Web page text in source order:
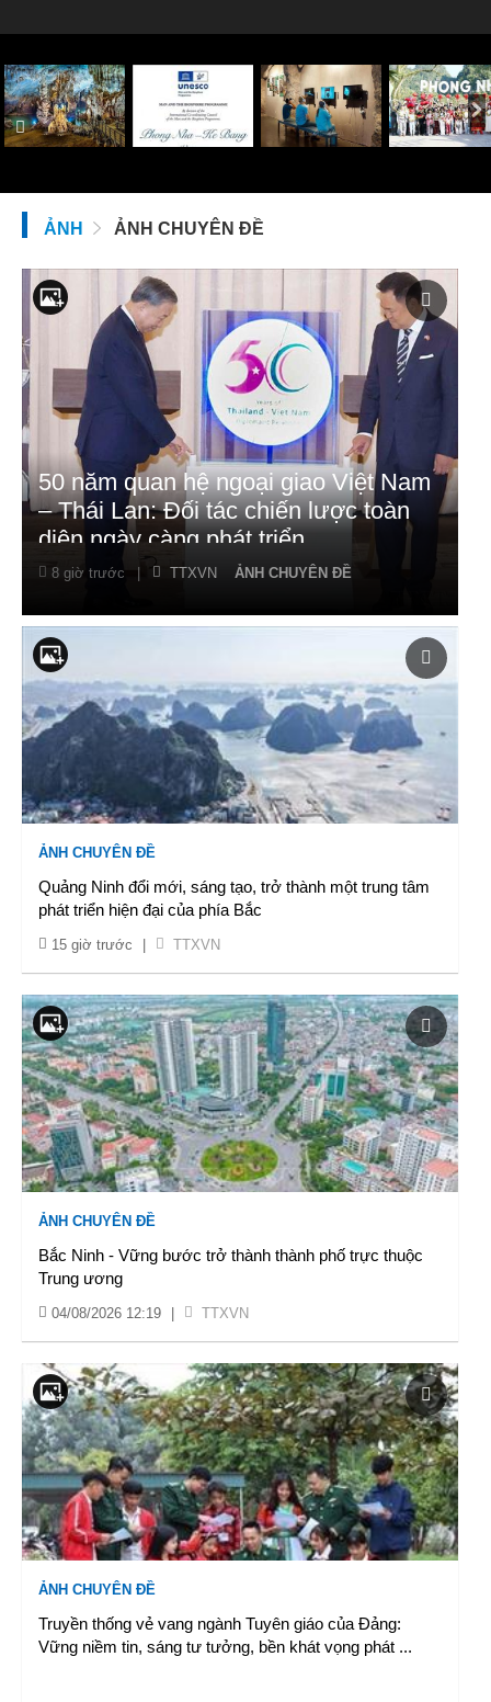
ẢNH ẢNH CHUYÊN ĐỀ
50 năm quan hệ ngoại giao Việt Nam
– Thái Lan: Đối tác chiến lược toàn
diện ngày càng phát triển
8 giờ trước TTXVN ẢNH CHUYÊN ĐỀ
ẢNH CHUYÊN ĐỀ
Quảng Ninh đổi mới, sáng tạo, trở thành một trung tâm
phát triển hiện đại của phía Bắc
15 giờ trước TTXVN
ẢNH CHUYÊN ĐỀ
Bắc Ninh - Vững bước trở thành thành phố trực thuộc
Trung ương
04/08/2026 12:19 TTXVN
ẢNH CHUYÊN ĐỀ
Truyền thống vẻ vang ngành Tuyên giáo của Đảng:
Vững niềm tin, sáng tư tưởng, bền khát vọng phát ...